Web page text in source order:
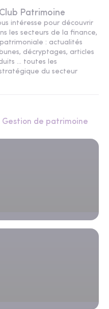
Patrimoine
intéresse pour découvrir
les secteurs de la finance,
: actualités
décryptages, articles
... toutes les
du secteur
Gestion de patrimoine